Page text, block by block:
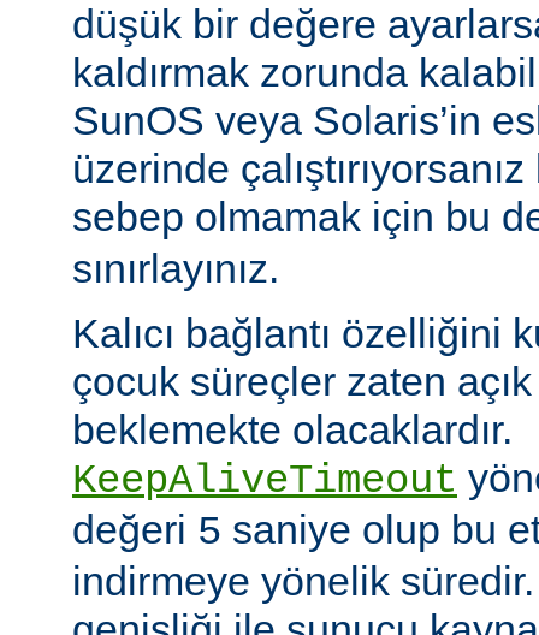
düşük bir değere
kaldırmak zorunda
SunOS veya Solaris’in
üzerinde
sebep olmamak için bu
sınırlayınız.
Kalıcı bağlantı özelliğini
çocuk süreçler zaten
beklemekte olacaklardır.
KeepAliveTimeout
değeri 5 saniye olup bu
indirmeye yönelik